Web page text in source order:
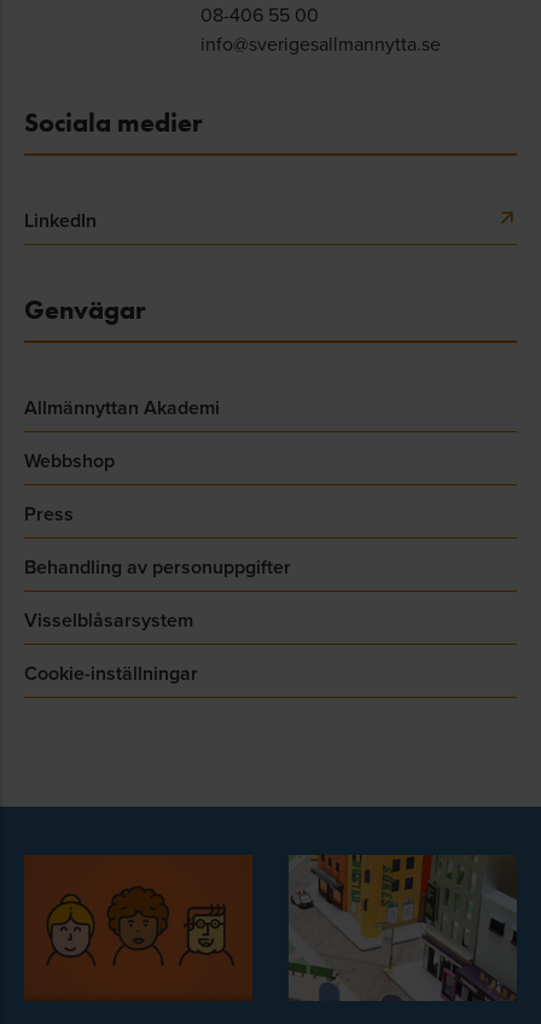
08-406 55 00
info@sverigesallmannytta.se
Sociala medier
LinkedIn
Genvägar
Allmännyttan Akademi
Webbshop
Press
Behandling av personuppgifter
Visselblåsarsystem
Cookie-inställningar